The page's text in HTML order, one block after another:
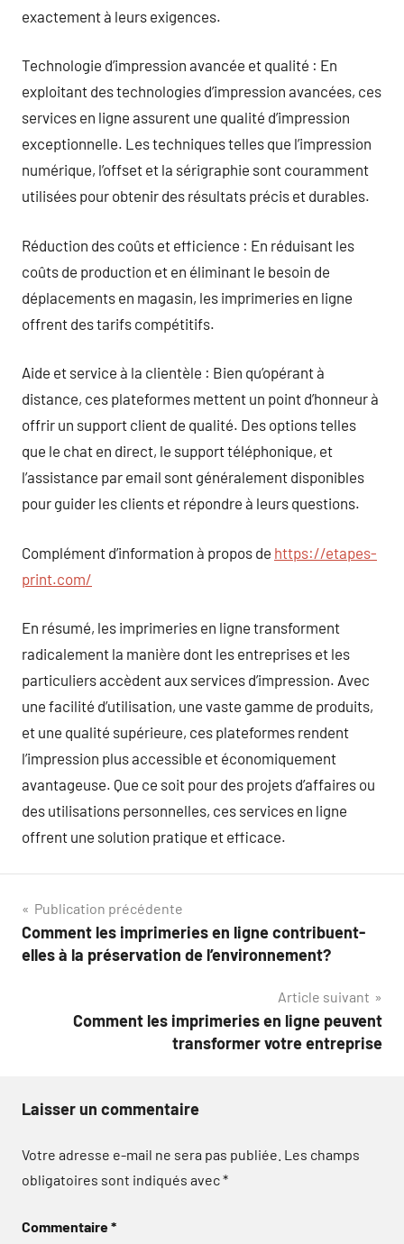
exactement à leurs exigences.
Technologie d’impression avancée et qualité : En
exploitant des technologies d’impression avancées, ces
services en ligne assurent une qualité d’impression
exceptionnelle. Les techniques telles que l’impression
numérique, l’offset et la sérigraphie sont couramment
utilisées pour obtenir des résultats précis et durables.
Réduction des coûts et efficience : En réduisant les
coûts de production et en éliminant le besoin de
déplacements en magasin, les imprimeries en ligne
offrent des tarifs compétitifs.
Aide et service à la clientèle : Bien qu’opérant à
distance, ces plateformes mettent un point d’honneur à
offrir un support client de qualité. Des options telles
que le chat en direct, le support téléphonique, et
l’assistance par email sont généralement disponibles
pour guider les clients et répondre à leurs questions.
Complément d’information à propos de https://etapes-
print.com/
En résumé, les imprimeries en ligne transforment
radicalement la manière dont les entreprises et les
particuliers accèdent aux services d’impression. Avec
une facilité d’utilisation, une vaste gamme de produits,
et une qualité supérieure, ces plateformes rendent
l’impression plus accessible et économiquement
avantageuse. Que ce soit pour des projets d’affaires ou
des utilisations personnelles, ces services en ligne
offrent une solution pratique et efficace.
Navigation
de
Publication précédente
Comment les imprimeries en ligne contribuent-
elles à la préservation de l’environnement?
Article suivant
Comment les imprimeries en ligne peuvent
transformer votre entreprise
Laisser un commentaire
Votre adresse e-mail ne sera pas publiée. Les champs
obligatoires sont indiqués avec*
Commentaire*